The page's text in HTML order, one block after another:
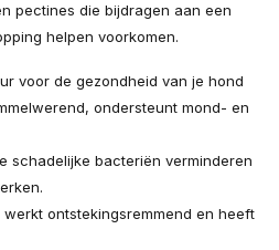
pectines die bijdragen aan een
helpen voorkomen.
voor de gezondheid van je hond
ondersteunt mond- en
schadelijke bacteriën verminderen
ontstekingsremmend en heeft